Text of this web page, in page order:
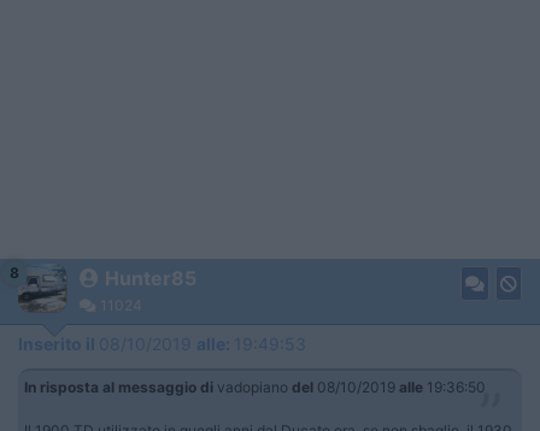
8 Hunter85
11024
Inserito il 08/10/2019 alle: 19:49:53
In risposta al messaggio di vadopiano del 08/10/2019 alle 19:36:50